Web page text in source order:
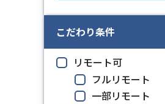
こだわり条件
リモート可
フルリモート
一部リモート